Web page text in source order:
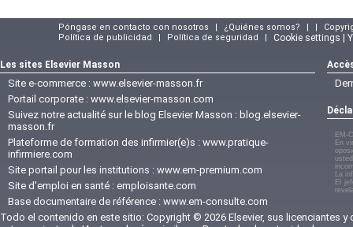
Póngase en contacto con nosotros ¿Quiénes somos?
Política de publicidad
Política de seguridad Cookie settings |
Les sites Elsevier Masson
Site e-commerce : www.elsevier-masson.fr
Portail corporate : www.elsevier-masson.com
Suivez notre actualité sur le blog Elsevier Masson : blog.elsevier-
masson.fr
Plateforme de formation des infirmier(e)s : www.pratique-
infirmiere.com
Site portail pour les institutions : www.em-premium.com
Site d'emploi en santé : emploisante.com
Base documentaire de référence : www.em-consulte.com
EM-
En
La
El
Todo el contenido en este sitio: Copyright © 2026 Elsevier, sus licenciantes